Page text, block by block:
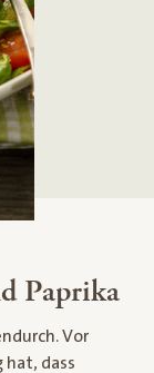
Paprika
Vor
hat, dass